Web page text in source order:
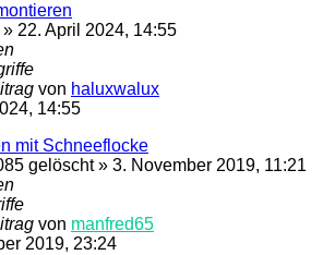
» 22. April 2024, 14:55
von haluxwalux
14:55
mit Schneeflocke
gelöscht» 3. November 2019, 11:21
von manfred65
2019, 23:24